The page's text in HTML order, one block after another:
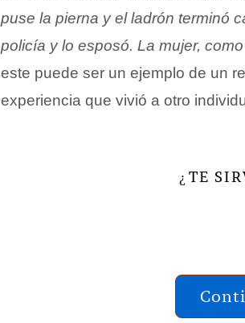
puse la pierna y el ladrón terminó
policía y lo esposó. La mujer,
este puede ser un ejemplo de un
experiencia que vivió a otro
¿ TE